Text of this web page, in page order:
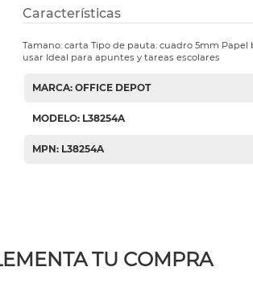
Características
Tamano: carta Tipo de pauta: cuadro 5mm Papel
usar Ideal para apuntes y tareas escolares
MARCA: OFFICE DEPOT
MODELO: L38254A
MPN: L38254A
TU COMPRA